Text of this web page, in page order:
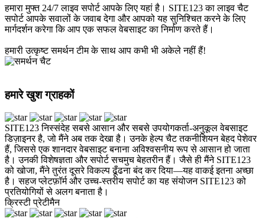
हमारा मुफ्त 24/7 लाइव सपोर्ट आपके लिए यहां है। SITE123 का लाइव चैट
सपोर्ट आपके सवालों के जवाब देगा और आपको यह सुनिश्चित करने के लिए
मार्गदर्शन करेगा कि आप एक सफल वेबसाइट का निर्माण करते हैं।
हमारी उत्कृष्ट समर्थन टीम के साथ आप कभी भी अकेले नहीं हैं!
हमारे खुश ग्राहकों
SITE123 निस्संदेह सबसे आसान और सबसे उपयोगकर्ता‑अनुकूल वेबसाइट
डिज़ाइनर है, जो मैंने अब तक देखा है। उनके हेल्प चैट तकनीशियन बेहद पेशेवर
हैं, जिससे एक शानदार वेबसाइट बनाना अविश्वसनीय रूप से आसान हो जाता
है। उनकी विशेषज्ञता और सपोर्ट सचमुच बेहतरीन हैं। जैसे ही मैंने SITE123
को खोजा, मैंने तुरंत दूसरे विकल्प ढूँढना बंद कर दिया—यह वाकई इतना अच्छा
है। सहज प्लेटफ़ॉर्म और उच्च‑स्तरीय सपोर्ट का यह संयोजन SITE123 को
प्रतियोगियों से अलग बनाता है।
क्रिस्टी प्रेटीमैन